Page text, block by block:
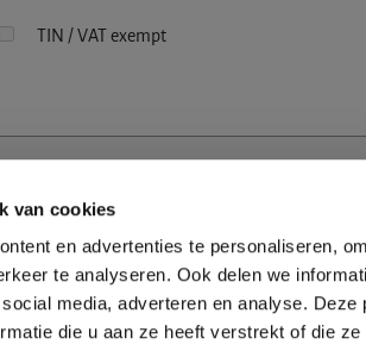
van cookies
en advertenties te personaliseren,
te analyseren. Ook delen we
media, adverteren en analyse. Deze
die u aan ze heeft verstrekt of die
TIN / VAT exempt